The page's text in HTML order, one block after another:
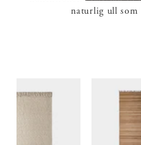
naturlig ull som